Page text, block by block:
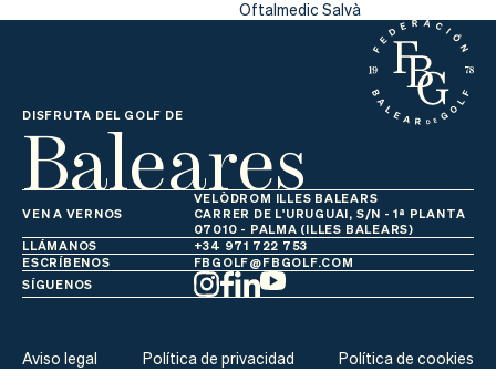
Oftalmedic Salvà
DISFRUTA DEL GOLF DE
Baleares
VEN A VERNOS
VELÒDROM ILLES BALEARS
CARRER DE L'URUGUAI, S/N - 1ª PLANTA
07010 - PALMA (ILLES BALEARS)
LLÁMANOS
+34 971 722 753
ESCRÍBENOS
FBGOLF@FBGOLF.COM
SÍGUENOS
Aviso legal Política de privacidad Política de cookies